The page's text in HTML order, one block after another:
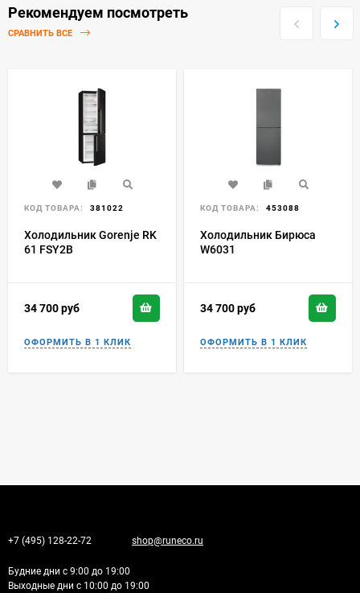
Рекомендуем посмотреть
СРАВНИТЬ ВСЕ
КОД ТОВАРА: 381022
Холодильник Gorenje RK
61 FSY2B
34 700руб
КОД ТОВАРА: 453088
Холодильник Бирюса
W6031
34 700руб
+7 (495) 128-22-72 shop@runeco.ru
Будние дни с 9:00 до 19:00
Выходные дни с 10:00 до 19:00